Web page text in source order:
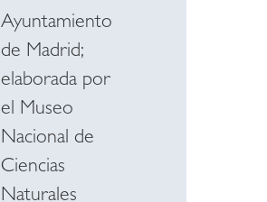
Ayuntamiento
de Madrid;
elaborada por
el Museo
Nacional de
Ciencias
Naturales